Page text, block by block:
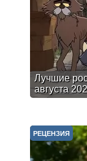
Лучшие
августа
РЕЦЕНЗИЯ